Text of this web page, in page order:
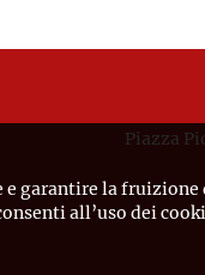
Piazza
garantire la fruizione
all’uso dei